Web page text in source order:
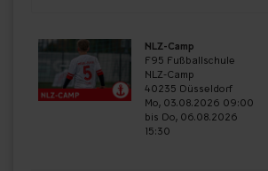
NLZ-Camp
F95 Fußballschule
NLZ-Camp
40235 Düsseldorf
Mo, 03.08.2026 09:00
bis Do, 06.08.2026
15:30